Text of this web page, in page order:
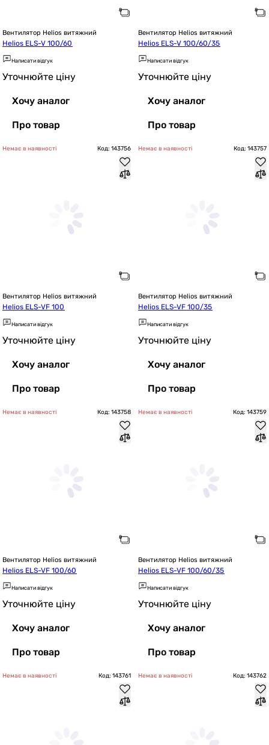
Вентилятор Helios витяжний
Helios ELS-V 100/60
Написати відгук
Уточнюйте ціну
Хочу аналог
Про товар
Вентилятор Helios витяжний
Helios ELS-V 100/60/35
Написати відгук
Уточнюйте ціну
Хочу аналог
Про товар
Немає в наявності Код: 143756
Вентилятор Helios витяжний
Helios ELS-VF 100
Написати відгук
Уточнюйте ціну
Хочу аналог
Про товар
Немає в наявності Код: 143757
Вентилятор Helios витяжний
Helios ELS-VF 100/35
Написати відгук
Уточнюйте ціну
Хочу аналог
Про товар
Немає в наявності Код: 143758
Вентилятор Helios витяжний
Helios ELS-VF 100/60
Написати відгук
Уточнюйте ціну
Хочу аналог
Про товар
Немає в наявності Код: 143759
Вентилятор Helios витяжний
Helios ELS-VF 100/60/35
Написати відгук
Уточнюйте ціну
Хочу аналог
Про товар
Немає в наявності Код: 143761 Немає в наявності Код: 143762